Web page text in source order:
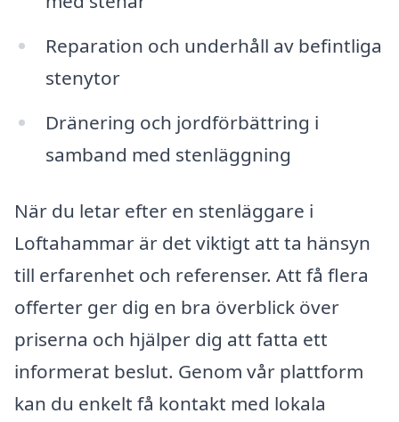
Reparation och underhåll av befintliga
stenytor
Dränering och jordförbättring i
samband med stenläggning
När du letar efter en stenläggare i
Loftahammar är det viktigt att ta hänsyn
till erfarenhet och referenser. Att få flera
offerter ger dig en bra överblick över
priserna och hjälper dig att fatta ett
informerat beslut. Genom vår plattform
kan du enkelt få kontakt med lokala